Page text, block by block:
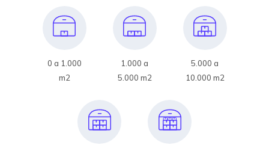
0 a 1.000
m2
1.000 a
5.000 m2
5.000 a
10.000 m2